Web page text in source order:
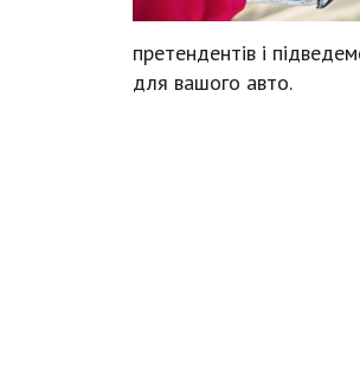
претендентів і
для вашого авто.